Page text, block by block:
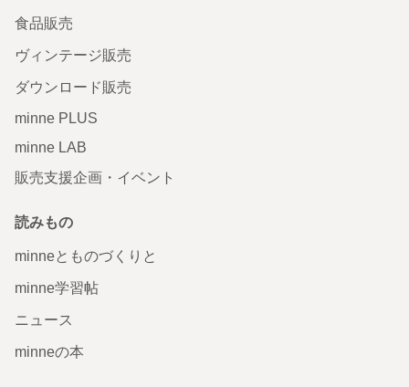
食品販売
ヴィンテージ販売
ダウンロード販売
minne PLUS
minne LAB
販売支援企画・イベント
読みもの
minneとものづくりと
minne学習帖
ニュース
minneの本